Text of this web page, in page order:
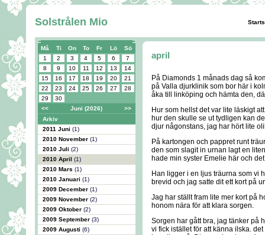
Solstrålen Mio
Må Ti On To Fr Lö
Sö
1
2 3 4 5 6
7
8
9 10 11 12 13
14
15
16 17 18 19 20
21
22
23 24 25 26 27
28
29
30
<<
Juni (2026)
>>
Arkiv
2011 Juni (1)
2010 November (1)
2010 Juli (2)
2010 April (1)
2010 Mars (1)
2010 Januari (1)
2009 December (1)
2009 November (2)
2009 Oktober (2)
2009 September (3)
2009 Augusti (6)
april
På Diamonds 1 månads dag så
på Valla djurklinik som bor här i
åka till linköping och hämta den,
Hur som hellst det var lite läskigt
hur den skulle se ut tydligen kan
djur någonstans, jag har hört lite
På kartongen och pappret runt
den som slagit in urnan lagt en
hade min syster Emelie här och
Han ligger i en ljus träurna som vi
brevid och jag satte dit ett kort på
Jag har ställt fram lite mer kort på
honom nära för att klara sorgen.
Sorgen har gått bra, jag tänker på
vi fick istället för att känna ilska.